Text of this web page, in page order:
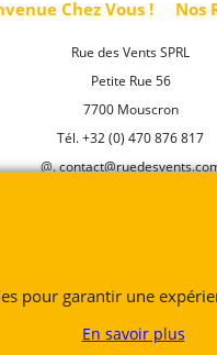
7700 Mouscron
Boutique en ligne créés
pour garantir une
En savoir plus